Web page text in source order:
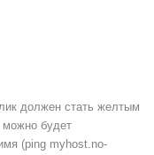
должен стать желтым
можно будет
(ping myhost.no-